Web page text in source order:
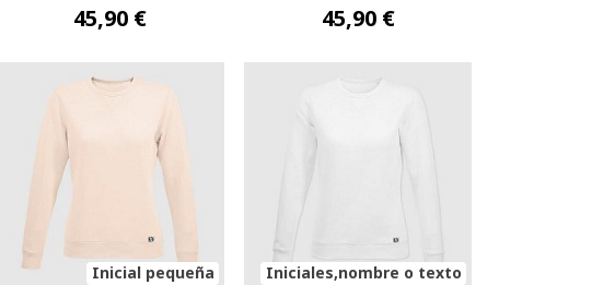
45,90 € 45,90 €
Inicial pequeña Iniciales,nombre o texto